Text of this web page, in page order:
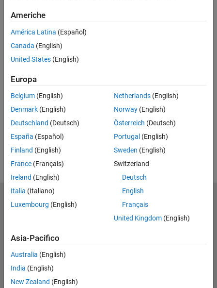
Related Resources
Feedback
UP NEXT
RELATED VIDEOS
View more related videos
Americhe
América Latina (Español)
Canada (English)
United States (English)
Europa
Belgium (English)
Denmark (English)
Deutschland (Deutsch)
España (Español)
Finland (English)
France (Français)
Ireland (English)
Italia (Italiano)
Luxembourg (English)
Netherlands(English)
Norway(English)
Österreich (Deutsch)
Portugal (English)
Sweden (English)
Switzerland
Deutsch
English
Français
United Kingdom(English)
Asia-Pacifico
Australia (English)
India (English)
New Zealand (English)
MathWorks
Accelerating the pace of engineering and science
Prova o Acquista
Scopri i nostri prodotti